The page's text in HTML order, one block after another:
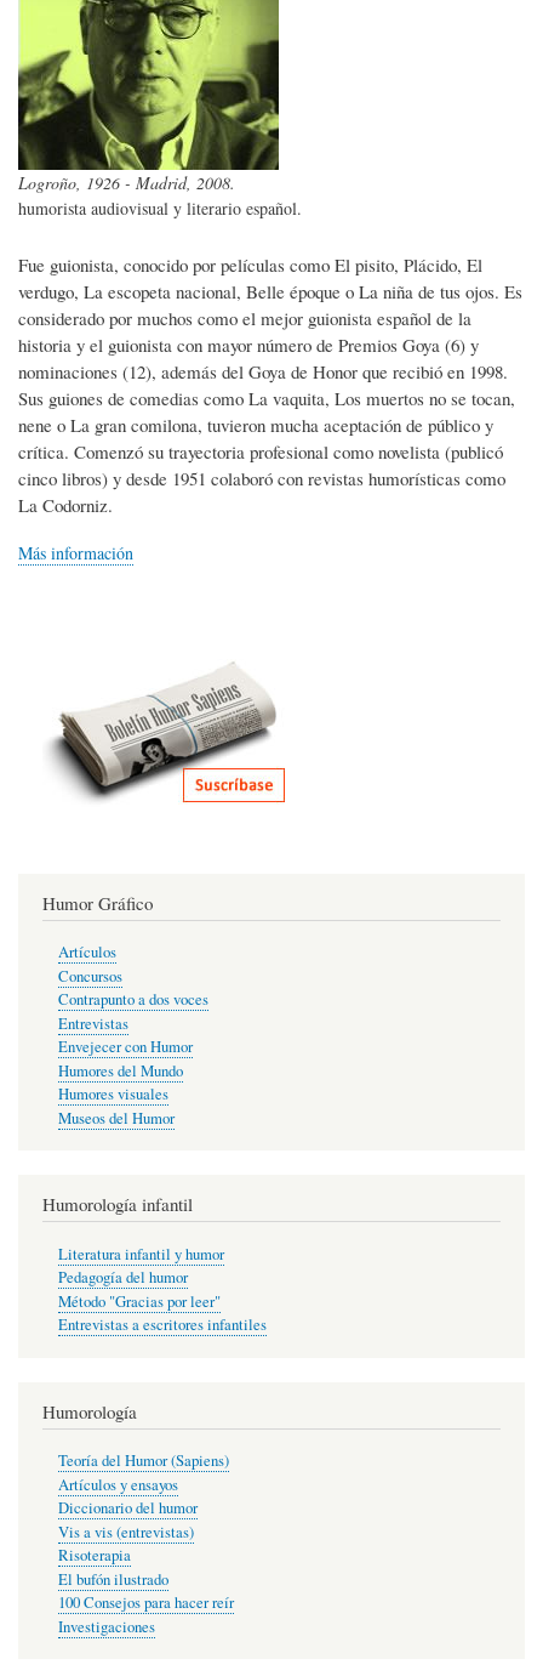
Logroño, 1926 - Madrid, 2008.
humorista audiovisual y literario español.
Fue guionista, conocido por películas como El pisito, Plácido, El
verdugo, La escopeta nacional, Belle époque o La niña de tus ojos. Es
considerado por muchos como el mejor guionista español de la
historia y el guionista con mayor número de Premios Goya (6) y
nominaciones (12), además del Goya de Honor que recibió en 1998.
Sus guiones de comedias como La vaquita, Los muertos no se tocan,
nene o La gran comilona, tuvieron mucha aceptación de público y
crítica. Comenzó su trayectoria profesional como novelista (publicó
cinco libros) y desde 1951 colaboró con revistas humorísticas como
La Codorniz.
Más información
Humor Gráfico
Artículos
Concursos
Contrapunto a dos voces
Entrevistas
Envejecer con Humor
Humores del Mundo
Humores visuales
Museos del Humor
Humorología infantil
Literatura infantil y humor
Pedagogía del humor
Método "Gracias por leer"
Entrevistas a escritores infantiles
Humorología
Teoría del Humor (Sapiens)
Artículos y ensayos
Diccionario del humor
Vis a vis (entrevistas)
Risoterapia
El bufón ilustrado
100 Consejos para hacer reír
Investigaciones